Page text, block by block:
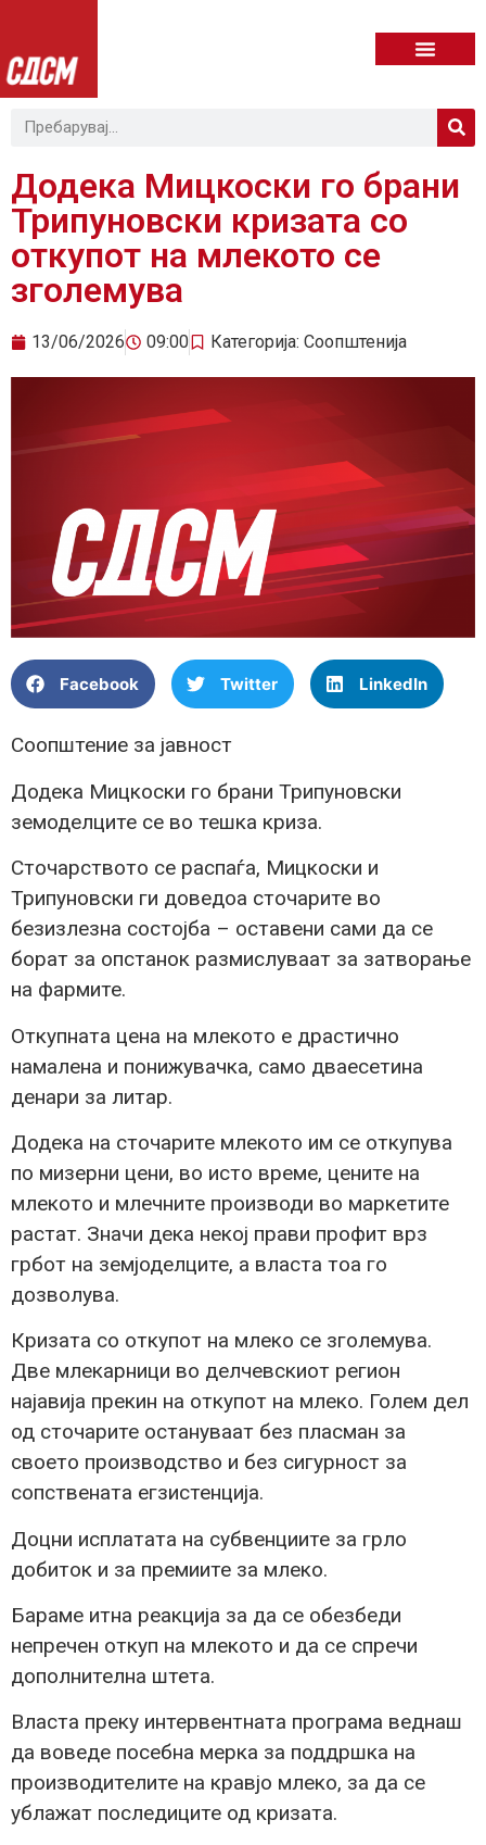
Додека Мицкоски го брани
Трипуновски кризата со
откупот на млекото се
зголемува
13/06/2026 09:00 Категорија: Соопштенија
Facebook Twitter LinkedIn
Соопштение за јавност
Додека Мицкоски го брани Трипуновски
земоделците се во тешка криза.
Сточарството се распаѓа, Мицкоски и
Трипуновски ги доведоа сточарите во
безизлезна состојба – оставени сами да се
борат за опстанок размислуваат за затворање
на фармите.
Откупната цена на млекото е драстично
намалена и понижувачка, само дваесетина
денари за литар.
Додека на сточарите млекото им се откупува
по мизерни цени, во исто време, цените на
млекото и млечните производи во маркетите
растат. Значи дека некој прави профит врз
грбот на земјоделците, а власта тоа го
дозволува.
Кризата со откупот на млеко се зголемува.
Две млекарници во делчевскиот регион
најавија прекин на откупот на млеко. Голем дел
од сточарите остануваат без пласман за
своето производство и без сигурност за
сопствената егзистенција.
Доцни исплатата на субвенциите за грло
добиток и за премиите за млеко.
Бараме итна реакција за да се обезбеди
непречен откуп на млекото и да се спречи
дополнителна штета.
Власта преку интервентната програма веднаш
да воведе посебна мерка за поддршка на
производителите на кравјо млеко, за да се
ублажат последиците од кризата.